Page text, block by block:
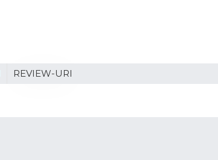
REVIEW-URI